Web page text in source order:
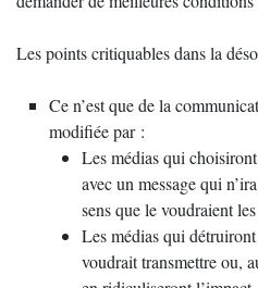
Les points critiquables dans la
Ce n’est que de la
modifiée par :
Les médias qui
avec un message qui
sens que le voudraient
Les médias qui
voudrait transmettre ou,